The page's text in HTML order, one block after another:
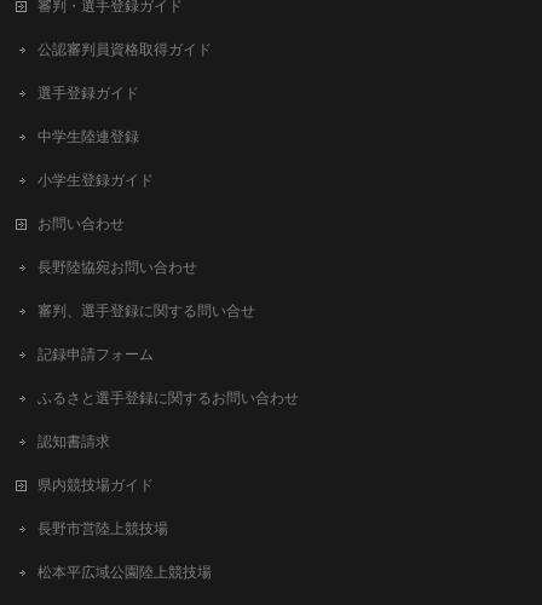
審判・選手登録ガイド
公認審判員資格取得ガイド
選手登録ガイド
中学生陸連登録
小学生登録ガイド
お問い合わせ
長野陸協宛お問い合わせ
審判、選手登録に関する問い合せ
記録申請フォーム
ふるさと選手登録に関するお問い合わせ
認知書請求
県内競技場ガイド
長野市営陸上競技場
松本平広域公園陸上競技場